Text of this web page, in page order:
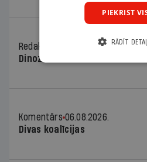
Redaktores sleja
06.08.2026.
Dinozaura triks
Komentārs 06.08.2026.
Divas koalīcijas
PIEKRIST
RĀDĪT